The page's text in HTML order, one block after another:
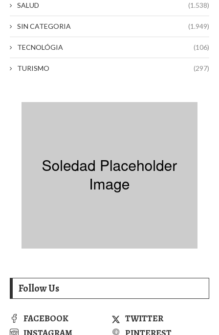
SALUD (1.538)
SIN CATEGORIA (1.949)
TECNOLÓGIA (106)
TURISMO (297)
Follow Us
FACEBOOK
TWITTER